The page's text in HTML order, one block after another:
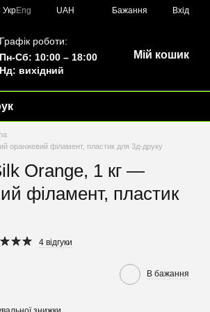
УкрEng UAH Бажання Вхід
Графік роботи:
Пн-Сб: 10:00 – 18:00
Нд: вихідний
Мій кошик
оранжевий філамент, пластик для 3д-друку
Orange, 1 кг —
філамент, пластик
4 відгуки
В бажання